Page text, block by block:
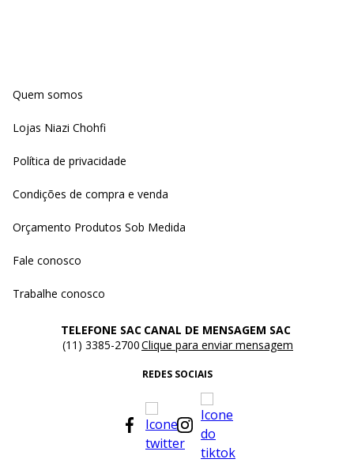
Quem somos
Lojas Niazi Chohfi
Política de privacidade
Condições de compra e venda
Orçamento Produtos Sob Medida
Fale conosco
Trabalhe conosco
TELEFONE SAC
(11) 3385-2700
CANAL DE MENSAGEM SAC
Clique para enviar mensagem
REDES SOCIAIS